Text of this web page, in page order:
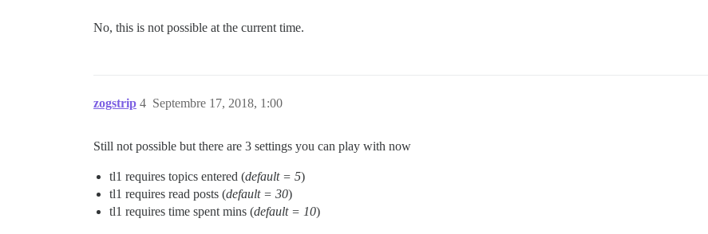
No, this is not possible at the current time.
zogstrip Septembre 17, 2018, 1:00
4
Still not possible but there are 3 settings you can play with now
tl1 requires topics entered (default = 5)
tl1 requires read posts (default = 30)
tl1 requires time spent mins (default = 10)